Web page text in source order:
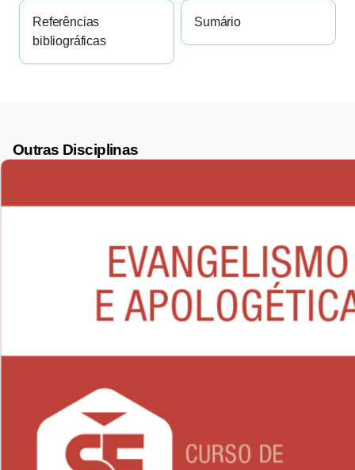
Referências
bibliográficas
Sumário
Outras Disciplinas